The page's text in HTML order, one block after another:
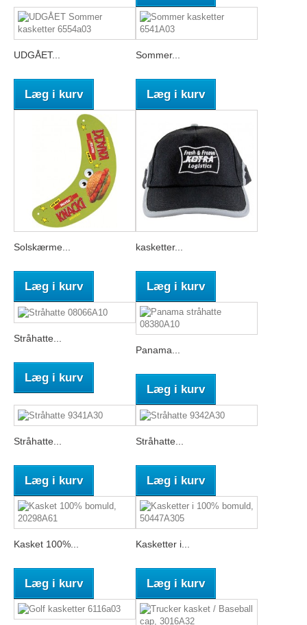
UDGÅET...
Læg i kurv
Sommer...
Læg i kurv
Solskærme...
Læg i kurv
kasketter...
Læg i kurv
Stråhatte...
Læg i kurv
Panama...
Læg i kurv
Stråhatte...
Læg i kurv
Stråhatte...
Læg i kurv
Kasket 100%...
Læg i kurv
Kasketter i...
Læg i kurv